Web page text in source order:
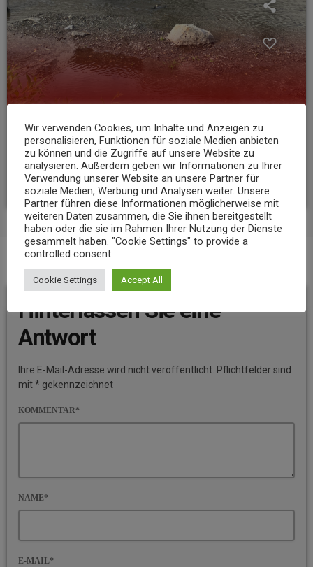
NEWS
Niedrigwasser belastet Gewässer im Landkreis Mayen-Koblenz
today 7. AUGUST 2026 12
BEITRAGS-KOMMENTARE (0)
Hinterlassen Sie eine
Antwort
Ihre E-Mail-Adresse wird nicht veröffentlicht. Pflichtfelder sind
mit * gekennzeichnet
KOMMENTAR*
NAME*
E-MAIL*
Wir verwenden Cookies, um Inhalte und Anzeigen zu
personalisieren, Funktionen für soziale Medien anbieten
zu können und die Zugriffe auf unsere Website zu
analysieren. Außerdem geben wir Informationen zu Ihrer
Verwendung unserer Website an unsere Partner für
soziale Medien, Werbung und Analysen weiter. Unsere
Partner führen diese Informationen möglicherweise mit
weiteren Daten zusammen, die Sie ihnen bereitgestellt
haben oder die sie im Rahmen Ihrer Nutzung der Dienste
gesammelt haben. "Cookie Settings" to provide a
controlled consent.
Cookie Settings Accept All